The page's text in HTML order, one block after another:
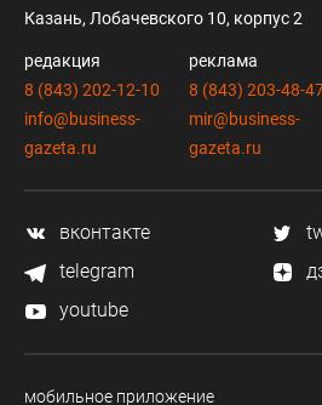
Казань, Лобачевского 10, корпус 2
редакция
8 (843) 202-12-10
info@business-
gazeta.ru
реклама
8 (843) 203-48-
mir@business-
gazeta.ru
вконтакте
telegram
youtube
мобильное приложение